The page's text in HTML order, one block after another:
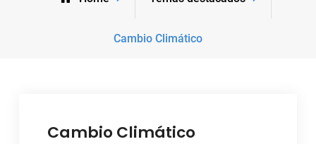
Cambio Climático
Cambio Climático